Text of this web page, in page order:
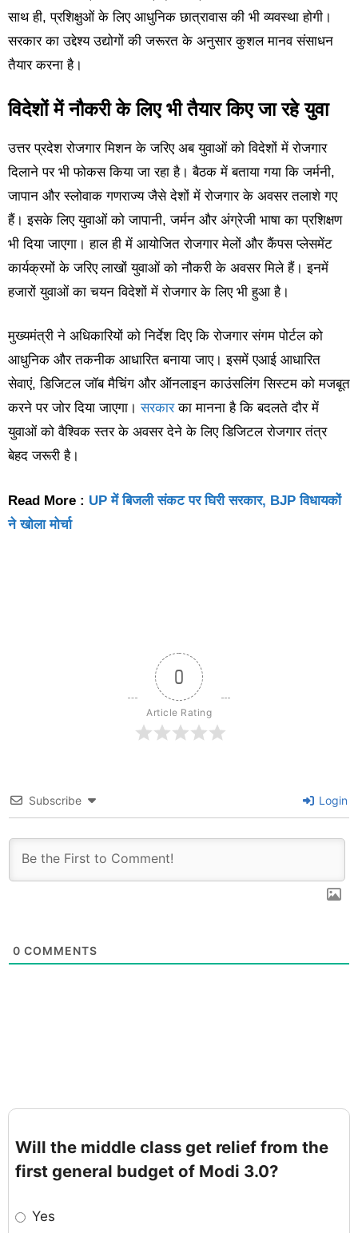
साथ ही, प्रशिक्षुओं के लिए आधुनिक छात्रावास की भी व्यवस्था होगी।
सरकार का उद्देश्य उद्योगों की जरूरत के अनुसार कुशल मानव संसाधन
तैयार करना है।
विदेशों में नौकरी के लिए भी तैयार किए जा रहे युवा
उत्तर प्रदेश रोजगार मिशन के जरिए अब युवाओं को विदेशों में रोजगार
दिलाने पर भी फोकस किया जा रहा है। बैठक में बताया गया कि जर्मनी,
जापान और स्लोवाक गणराज्य जैसे देशों में रोजगार के अवसर तलाशे गए
हैं। इसके लिए युवाओं को जापानी, जर्मन और अंग्रेजी भाषा का प्रशिक्षण
भी दिया जाएगा। हाल ही में आयोजित रोजगार मेलों और कैंपस प्लेसमेंट
कार्यक्रमों के जरिए लाखों युवाओं को नौकरी के अवसर मिले हैं। इनमें
हजारों युवाओं का चयन विदेशों में रोजगार के लिए भी हुआ है।
मुख्यमंत्री ने अधिकारियों को निर्देश दिए कि रोजगार संगम पोर्टल को
आधुनिक और तकनीक आधारित बनाया जाए। इसमें एआई आधारित
सेवाएं, डिजिटल जॉब मैचिंग और ऑनलाइन काउंसलिंग सिस्टम को मजबूत
करने पर जोर दिया जाएगा।सरकारका मानना है कि बदलते दौर में
युवाओं को वैश्विक स्तर के अवसर देने के लिए डिजिटल रोजगार तंत्र
बेहद जरूरी है।
Read More : UP में बिजली संकट पर घिरी सरकार, BJP विधायकों
ने खोला मोर्चा
0
Article Rating
Subscribe Login
0 COMMENTS
Will the middle class get relief from the
first general budget of Modi 3.0?
Yes